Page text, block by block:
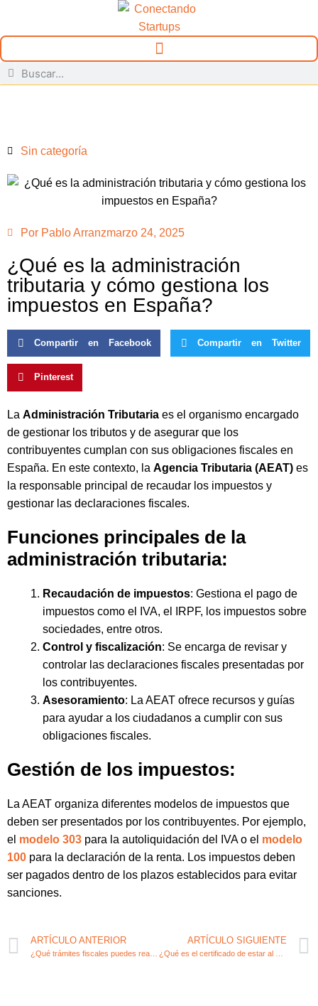
Sin categoría
Por Pablo Arranzmarzo 24, 2025
¿Qué es la administración
tributaria y cómo gestiona los
impuestos en España?
Compartir en Facebook Compartir en Twitter
Pinterest
La Administración Tributaria es el organismo encargado
de gestionar los tributos y de asegurar que los
contribuyentes cumplan con sus obligaciones fiscales en
España. En este contexto, la Agencia Tributaria (AEAT) es
la responsable principal de recaudar los impuestos y
gestionar las declaraciones fiscales.
Funciones principales de la
administración tributaria:
Recaudación de impuestos: Gestiona el pago de
impuestos como el IVA, el IRPF, los impuestos sobre
sociedades, entre otros.
Control y fiscalización: Se encarga de revisar y
controlar las declaraciones fiscales presentadas por
los contribuyentes.
Asesoramiento: La AEAT ofrece recursos y guías
para ayudar a los ciudadanos a cumplir con sus
obligaciones fiscales.
Gestión de los impuestos:
La AEAT organiza diferentes modelos de impuestos que
deben ser presentados por los contribuyentes. Por ejemplo,
el modelo 303 para la autoliquidación del IVA o el modelo
100 para la declaración de la renta. Los impuestos deben
ser pagados dentro de los plazos establecidos para evitar
sanciones.
ARTÍCULO ANTERIOR ARTÍCULO SIGUIENTE